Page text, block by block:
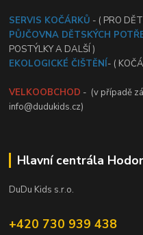
SERVIS KOČÁRKŮ - ( PRO
PŮJČOVNA DĚTSKÝCH
POSTÝLKY A DALŠÍ )
EKOLOGICKÉ ČIŠTĚNÍ- (
VELKOOBCHOD - (v případě
info@dudukids.cz)
Hlavní centrála
DuDu Kids s.r.o.
+420 730 939 438